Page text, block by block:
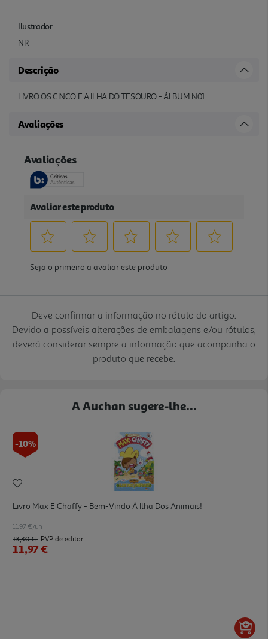
Ilustrador
NR.
Descrição
LIVRO OS CINCO E A ILHA DO TESOURO - ÁLBUM N01
Avaliações
Deve confirmar a informação no rótulo do artigo.
Devido a possíveis alterações de embalagens e/ou rótulos,
deverá considerar sempre a informação que acompanha o
produto que recebe.
A Auchan sugere-lhe...
-10%
Livro Max E Chaffy - Bem-Vindo À Ilha Dos Animais!
11.97 €/un
13,30 € PVP de editor
11,97 €